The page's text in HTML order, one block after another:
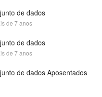
de dados
de 7 anos
de dados
de 7 anos
de dados Aposentados